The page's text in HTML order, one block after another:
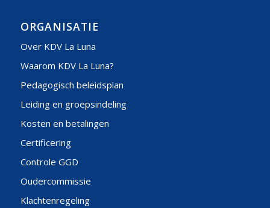
ORGANISATIE
Over KDV La Luna
Waarom KDV La Luna?
Pedagogisch beleidsplan
Leiding en groepsindeling
Kosten en betalingen
Certificering
Controle GGD
Oudercommissie
Klachtenregeling